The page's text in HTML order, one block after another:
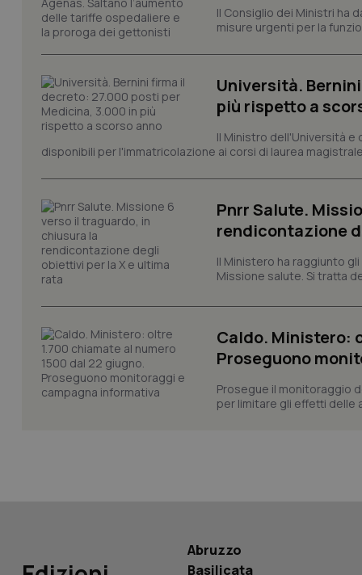
Il Consiglio dei Ministri ha
misure urgenti per la
Università.
più rispetto a
Il Ministro dell'Università e
disponibili per l'immatricolazione ai corsi di laurea
Pnrr Salute.
rendicontazione
Il Ministero ha raggiunto
Missione salute. Si tratta
Caldo. Ministero:
Proseguono
Prosegue il monitoraggio
per limitare gli effetti delle
Abruzzo
Basilicata
_ga_KM60CM4NPH
_ga_0VMQEQKQ1N
__Secure-YNID
__Secure-
tracking-sites-